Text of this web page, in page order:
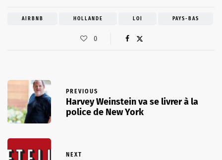
AIRBNB HOLLANDE LOI PAYS-BAS
0
PREVIOUS
Harvey Weinstein va se livrer à la
police de New York
NEXT